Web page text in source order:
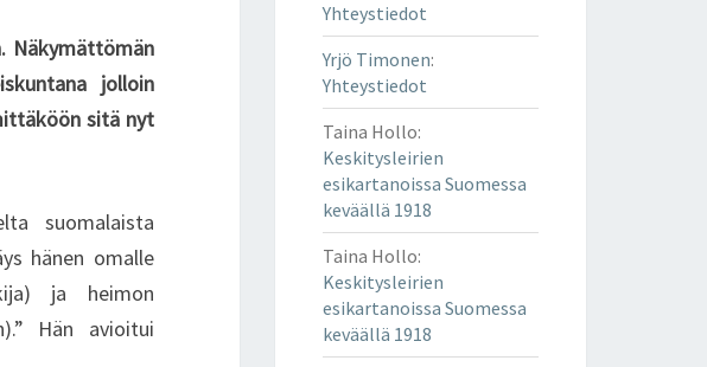
Näkymättömän
jolloin
sitä nyt
suomalaista
hänen omalle
ja heimon
Hän avioitui
Yhteystiedot
Yrjö Timonen:
Yhteystiedot
Taina Hollo:
Keskitysleirien
esikartanoissa Suomessa
keväällä 1918
Taina Hollo:
Keskitysleirien
esikartanoissa Suomessa
keväällä 1918